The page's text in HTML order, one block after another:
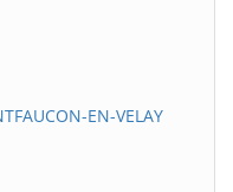
EN-VELAY